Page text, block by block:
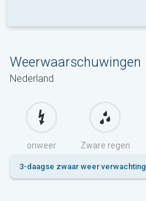
Weerwaarschuwingen
Nederland
onweer Zware regen
3-daagse zwaar weer verwachting